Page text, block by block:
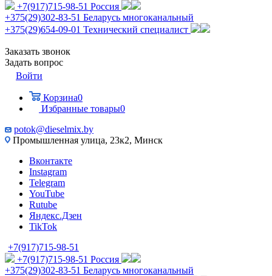
+7(917)715-98-51 Россия
+375(29)302-83-51 Беларусь многоканальный
+375(29)654-09-01 Технический специалист
Заказать звонок
Задать вопрос
Войти
Корзина0
Избранные товары0
potok@dieselmix.by
Промышленная улица, 23к2, Минск
Вконтакте
Instagram
Telegram
YouTube
Rutube
Яндекс.Дзен
TikTok
+7(917)715-98-51
+7(917)715-98-51 Россия
+375(29)302-83-51 Беларусь многоканальный